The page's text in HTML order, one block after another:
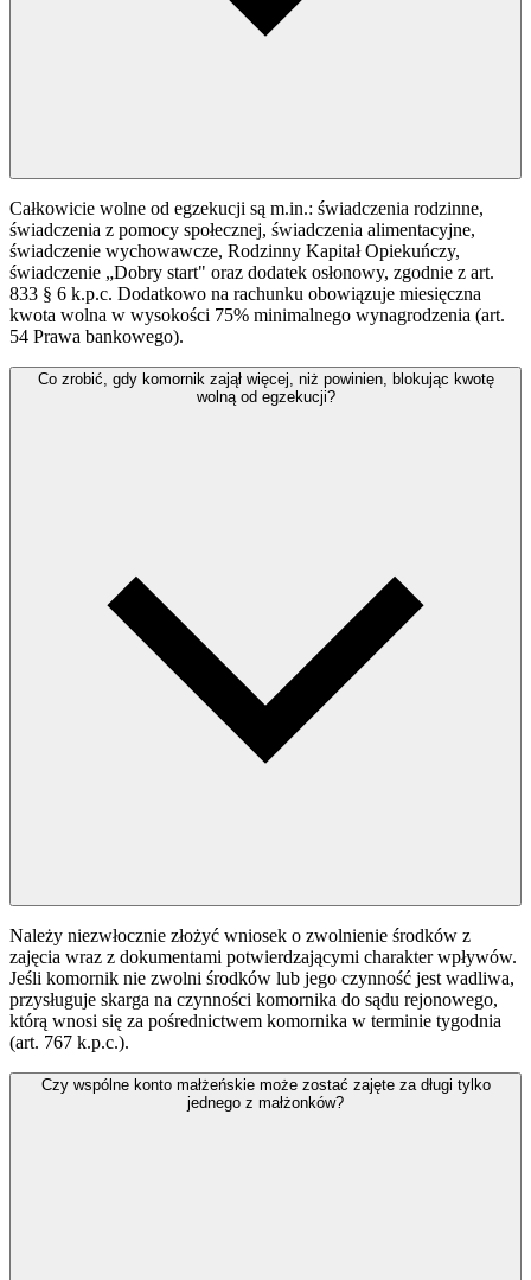
Całkowicie wolne od egzekucji są m.in.: świadczenia rodzinne,
świadczenia z pomocy społecznej, świadczenia alimentacyjne,
świadczenie wychowawcze, Rodzinny Kapitał Opiekuńczy,
świadczenie „Dobry start" oraz dodatek osłonowy, zgodnie z art.
833 § 6 k.p.c. Dodatkowo na rachunku obowiązuje miesięczna
kwota wolna w wysokości 75% minimalnego wynagrodzenia (art.
54 Prawa bankowego).
Co zrobić, gdy komornik zajął więcej, niż powinien, blokując kwotę
wolną od egzekucji?
Należy niezwłocznie złożyć wniosek o zwolnienie środków z
zajęcia wraz z dokumentami potwierdzającymi charakter wpływów.
Jeśli komornik nie zwolni środków lub jego czynność jest wadliwa,
przysługuje skarga na czynności komornika do sądu rejonowego,
którą wnosi się za pośrednictwem komornika w terminie tygodnia
(art. 767 k.p.c.).
Czy wspólne konto małżeńskie może zostać zajęte za długi tylko
jednego z małżonków?